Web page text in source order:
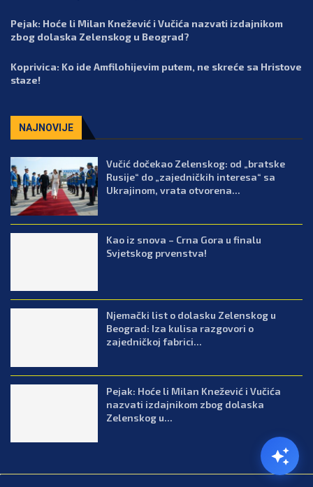
Pejak: Hoće li Milan Knežević i Vučića nazvati izdajnikom
zbog dolaska Zelenskog u Beograd?
Koprivica: Ko ide Amfilohijevim putem, ne skreće sa Hristove
staze!
NAJNOVIJE
Vučić dočekao Zelenskog: od „bratske
Rusije“ do „zajedničkih interesa“ sa
Ukrajinom, vrata otvorena...
Kao iz snova – Crna Gora u finalu
Svjetskog prvenstva!
Njemački list o dolasku Zelenskog u
Beograd: Iza kulisa razgovori o
zajedničkoj fabrici...
Pejak: Hoće li Milan Knežević i Vučića
nazvati izdajnikom zbog dolaska
Zelenskog u...